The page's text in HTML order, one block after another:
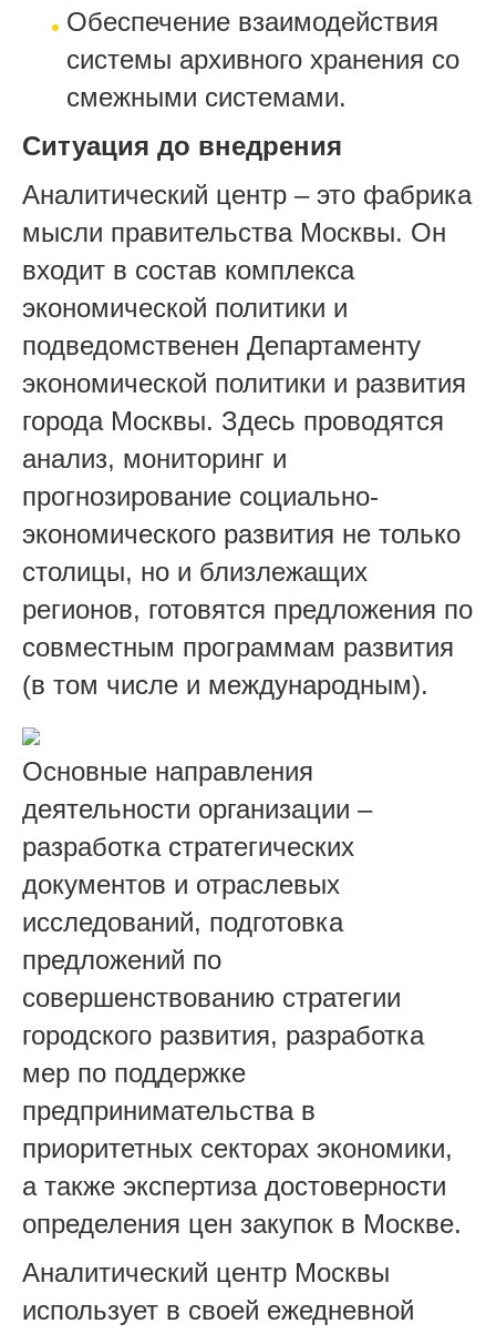
Обеспечение взаимодействия
системы архивного хранения со
смежными системами.
Ситуация до внедрения
Аналитический центр – это фабрика
мысли правительства Москвы. Он
входит в состав комплекса
экономической политики и
подведомственен Департаменту
экономической политики и развития
города Москвы. Здесь проводятся
анализ, мониторинг и
прогнозирование социально-
экономического развития не только
столицы, но и близлежащих
регионов, готовятся предложения по
совместным программам развития
(в том числе и международным).
Основные направления
деятельности организации –
разработка стратегических
документов и отраслевых
исследований, подготовка
предложений по
совершенствованию стратегии
городского развития, разработка
мер по поддержке
предпринимательства в
приоритетных секторах экономики,
а также экспертиза достоверности
определения цен закупок в Москве.
Аналитический центр Москвы
использует в своей ежедневной